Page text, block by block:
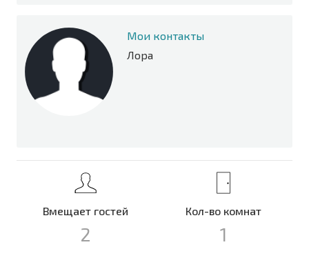
Мои контакты
Лора
Вмещает гостей
2
Кол-во комнат
1